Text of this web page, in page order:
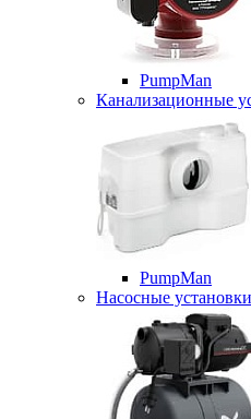
PumpMan
Канализационные
PumpMan
Насосные установки